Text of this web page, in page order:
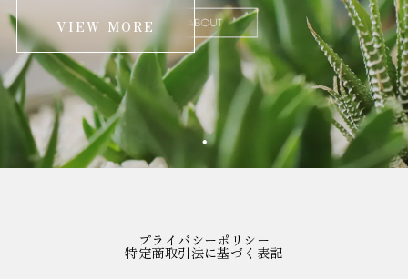
VIEW MORE
プライバシーポリシー
特定商取引法に基づく表記